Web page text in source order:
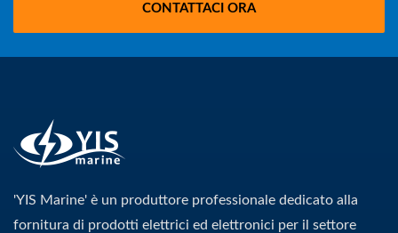
CONTATTACI ORA
'YIS Marine' è un produttore professionale dedicato alla
fornitura di prodotti elettrici ed elettronici per il settore